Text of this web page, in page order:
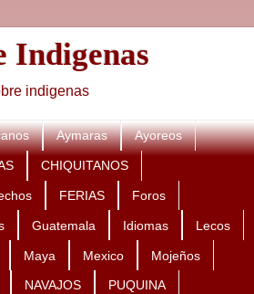
Indigenas
indigenas
Aymaras Ayoreos
CHIQUITANOS
FERIAS Foros
Guatemala Idiomas Lecos
Maya Mexico Mojeños
NAVAJOS PUQUINA